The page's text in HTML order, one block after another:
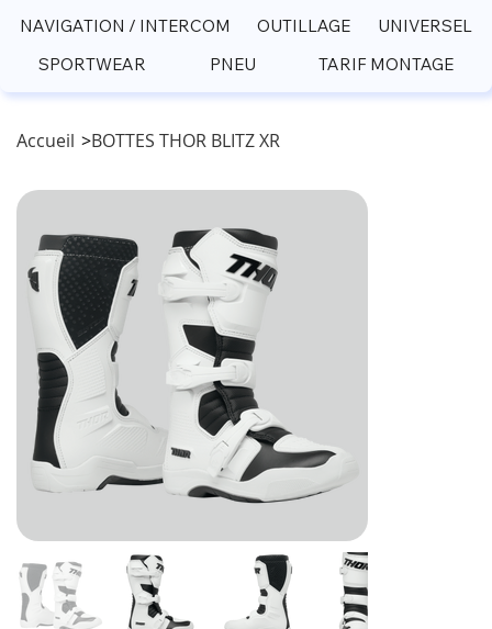
Accueil >BOTTES THOR BLITZ XR
NAVIGATION / INTERCOM
OUTILLAGE
UNIVERSEL
SPORTWEAR
PNEU TARIF MONTAGE